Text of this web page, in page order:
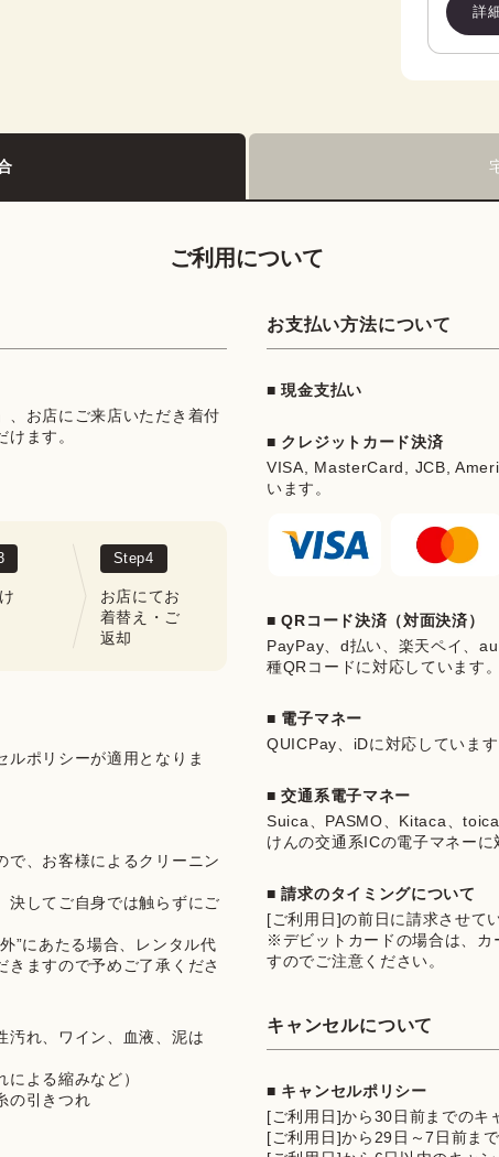
詳
ご利用について
、お店にご来店いただき着付
ます。
Step4
お店にてお
着替え・ご
返却
ルポリシーが適用となりま
で、お客様によるクリーニン
決してご自身では触らずにご
”にあたる場合、レンタル代
ますので予めご了承くださ
汚れ、ワイン、血液、泥は
よる縮みなど）
の引きつれ
お支払い方法について
■ 現金支払い
■ クレジットカード決済
VISA, MasterCard, JCB,
います。
■ QRコード決済（対面決済）
PayPay、d払い、楽天ペイ、
種QRコードに対応しています。
■ 電子マネー
QUICPay、iDに対応しています
■ 交通系電子マネー
Suica、PASMO、Kitaca、
けんの交通系ICの電子マネーに
■ 請求のタイミングについて
[ご利用日]の前日に請求させて
※デビットカードの場合は、カ
すのでご注意ください。
キャンセルについて
■ キャンセルポリシー
[ご利用日]から30日前までのキ
[ご利用日]から29日～7日前ま